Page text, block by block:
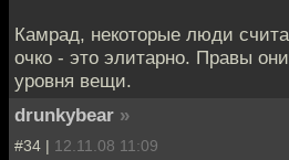
Камрад, некоторые люди
очко - это элитарно. Правы
уровня вещи.
drunkybear »
#34 | 12.11.08 11:09